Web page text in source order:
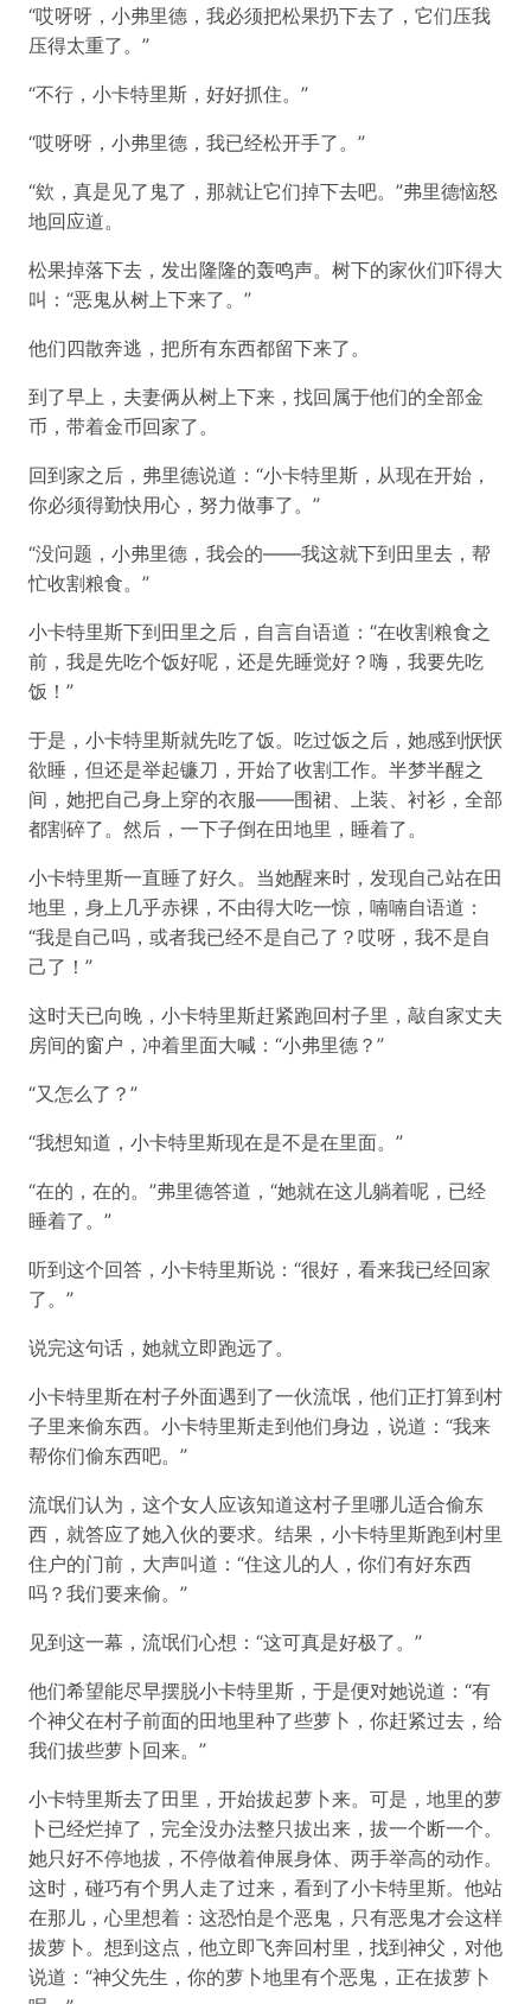
“哎呀呀，小弗里德，我必须把松果扔下去了，它们压我
压得太重了。”
“不行，小卡特里斯，好好抓住。”
“哎呀呀，小弗里德，我已经松开手了。”
“欸，真是见了鬼了，那就让它们掉下去吧。”弗里德恼怒
地回应道。
松果掉落下去，发出隆隆的轰鸣声。树下的家伙们吓得大
叫：“恶鬼从树上下来了。”
他们四散奔逃，把所有东西都留下来了。
到了早上，夫妻俩从树上下来，找回属于他们的全部金
币，带着金币回家了。
回到家之后，弗里德说道：“小卡特里斯，从现在开始，
你必须得勤快用心，努力做事了。”
“没问题，小弗里德，我会的——我这就下到田里去，帮
忙收割粮食。”
小卡特里斯下到田里之后，自言自语道：“在收割粮食之
前，我是先吃个饭好呢，还是先睡觉好？嗨，我要先吃
饭！”
于是，小卡特里斯就先吃了饭。吃过饭之后，她感到恹恹
欲睡，但还是举起镰刀，开始了收割工作。半梦半醒之
间，她把自己身上穿的衣服——围裙、上装、衬衫，全部
都割碎了。然后，一下子倒在田地里，睡着了。
小卡特里斯一直睡了好久。当她醒来时，发现自己站在田
地里，身上几乎赤裸，不由得大吃一惊，喃喃自语道：
“我是自己吗，或者我已经不是自己了？哎呀，我不是自
己了！”
这时天已向晚，小卡特里斯赶紧跑回村子里，敲自家丈夫
房间的窗户，冲着里面大喊：“小弗里德？”
“又怎么了？”
“我想知道，小卡特里斯现在是不是在里面。”
“在的，在的。”弗里德答道，“她就在这儿躺着呢，已经
睡着了。”
听到这个回答，小卡特里斯说：“很好，看来我已经回家
了。”
说完这句话，她就立即跑远了。
小卡特里斯在村子外面遇到了一伙流氓，他们正打算到村
子里来偷东西。小卡特里斯走到他们身边，说道：“我来
帮你们偷东西吧。”
流氓们认为，这个女人应该知道这村子里哪儿适合偷东
西，就答应了她入伙的要求。结果，小卡特里斯跑到村里
住户的门前，大声叫道：“住这儿的人，你们有好东西
吗？我们要来偷。”
见到这一幕，流氓们心想：“这可真是好极了。”
他们希望能尽早摆脱小卡特里斯，于是便对她说道：“有
个神父在村子前面的田地里种了些萝卜，你赶紧过去，给
我们拔些萝卜回来。”
小卡特里斯去了田里，开始拔起萝卜来。可是，地里的萝
卜已经烂掉了，完全没办法整只拔出来，拔一个断一个。
她只好不停地拔，不停做着伸展身体、两手举高的动作。
这时，碰巧有个男人走了过来，看到了小卡特里斯。他站
在那儿，心里想着：这恐怕是个恶鬼，只有恶鬼才会这样
拔萝卜。想到这点，他立即飞奔回村里，找到神父，对他
说道：“神父先生，你的萝卜地里有个恶鬼，正在拔萝卜